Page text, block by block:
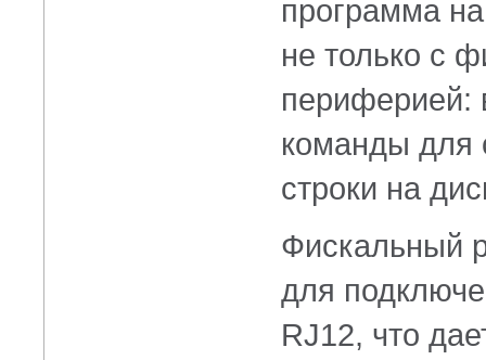
программа
не только с
периферией:
команды для
строки на
Фискальный
для
RJ12, что